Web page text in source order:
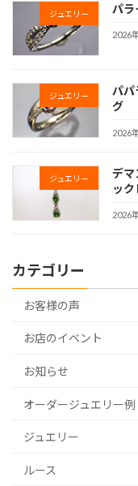
ジュエリー パラ
2026
ジュエリー
パパ
グ
2026
ジュエリー
デマ
ック
2026
カテゴリー
お客様の声
お店のイベント
お知らせ
オーダージュエリー例
ジュエリー
ルース